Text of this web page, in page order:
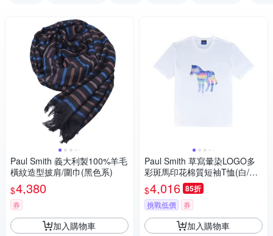
Paul Smith 義大利製100%羊毛
橫紋造型披肩/圍巾(黑色系)
$4,380
券
加入購物車
Paul Smith 草寫暈染LOGO多
彩斑馬印花棉質短袖T恤(白/男
款)
$4,016 85折
挑戰低價 券
加入購物車